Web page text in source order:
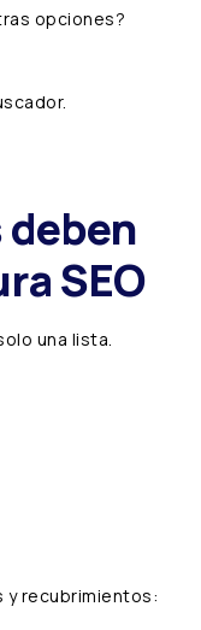
opciones?
SEO
una lista.
y recubrimientos: